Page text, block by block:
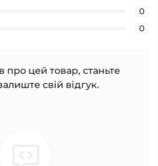
0
0
про цей товар, станьте
свій відгук.